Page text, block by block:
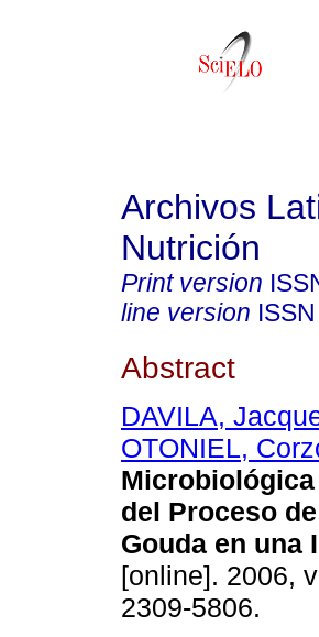
Archivos
Nutrición
Print version
line version ISSN
Abstract
DAVILA,
OTONIEL,
del Proceso
Gouda en una
[online]. 2006,
2309-5806.